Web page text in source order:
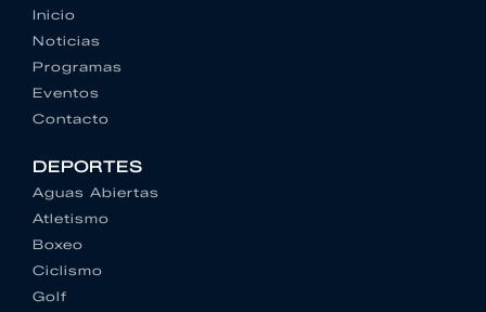
Inicio
Noticias
Programas
Eventos
Contacto
DEPORTES
Aguas Abiertas
Atletismo
Boxeo
Ciclismo
Golf